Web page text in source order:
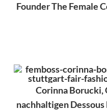
Founder The Female
Corinna Borucki,
nachhaltigen